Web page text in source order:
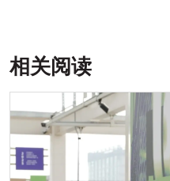
相关阅读